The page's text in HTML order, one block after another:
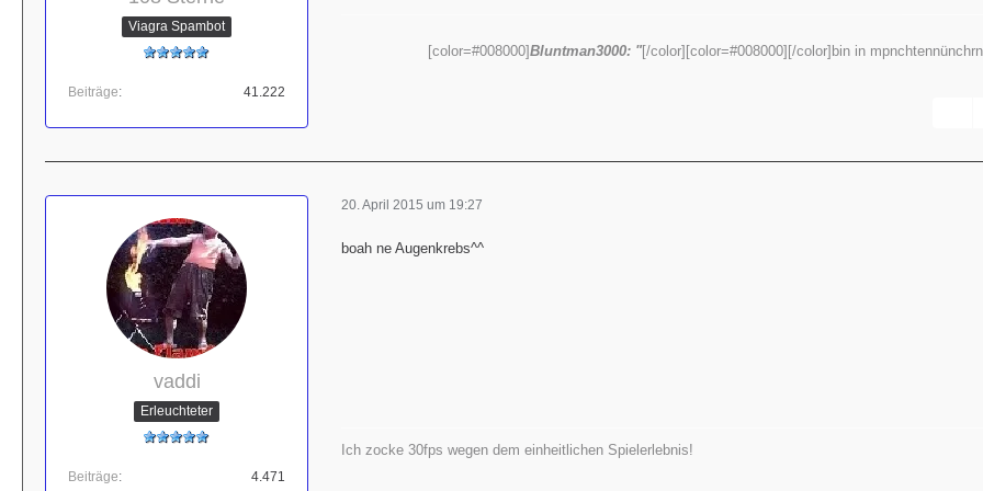
Viagra Spambot
Beiträge 41.222
[color=#008000]Bluntman3000: "[/color][color=#008000][/color]bin in
vaddi
Erleuchteter
Beiträge 4.471
20. April 2015 um 19:27
boah ne Augenkrebs^^
Ich zocke 30fps wegen dem einheitlichen Spielerlebnis!